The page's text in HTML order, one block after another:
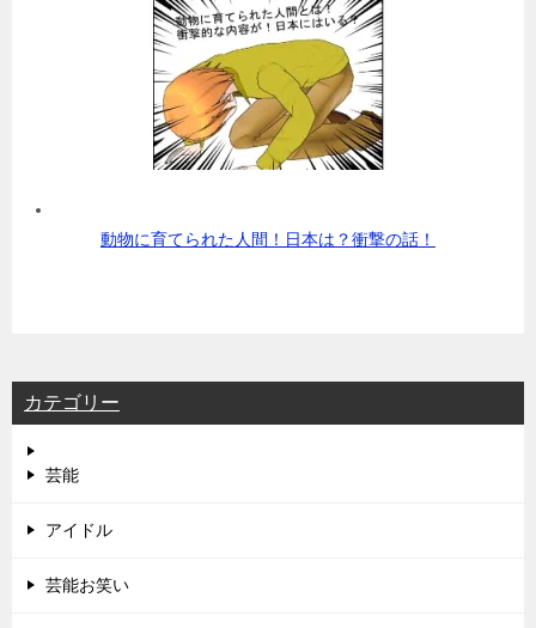
動物に育てられた人間！日本は？衝撃の話！
カテゴリー
芸能
アイドル
芸能お笑い